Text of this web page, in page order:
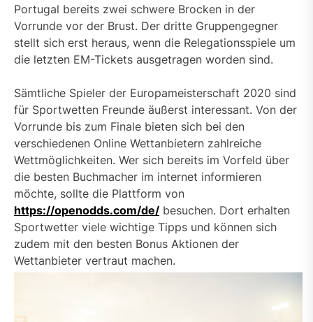
Portugal bereits zwei schwere Brocken in der
Vorrunde vor der Brust. Der dritte Gruppengegner
stellt sich erst heraus, wenn die Relegationsspiele um
die letzten EM-Tickets ausgetragen worden sind.
Sämtliche Spieler der Europameisterschaft 2020 sind
für Sportwetten Freunde äußerst interessant. Von der
Vorrunde bis zum Finale bieten sich bei den
verschiedenen Online Wettanbietern zahlreiche
Wettmöglichkeiten. Wer sich bereits im Vorfeld über
die besten Buchmacher im internet informieren
möchte, sollte die Plattform von
https://openodds.com/de/ besuchen. Dort erhalten
Sportwetter viele wichtige Tipps und können sich
zudem mit den besten Bonus Aktionen der
Wettanbieter vertraut machen.